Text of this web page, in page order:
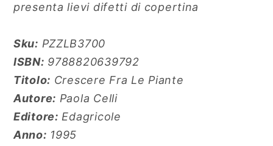
presenta lievi difetti di copertina
Sku: PZZLB3700
ISBN: 9788820639792
Titolo: Crescere Fra Le Piante
Autore: Paola Celli
Editore: Edagricole
Anno: 1995